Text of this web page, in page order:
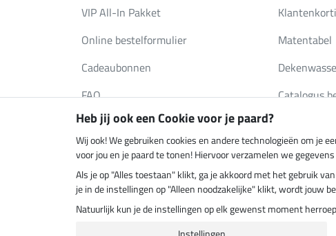
VIP All-In Pakket
Online bestelformulier
Cadeaubonnen
FAQ
Matentabel
Catalogus
Klimaatneutrale shop Verzending
Heb jij ook een Cookie voor je paard?
Wij ook! We gebruiken cookies en andere technologieën om je
voor jou en je paard te tonen! Hiervoor verzamelen we
Als je op "Alles toestaan" klikt, ga je akkoord met het gebruik
je in de instellingen op "Alleen noodzakelijke" klikt, wordt jouw
Natuurlijk kun je de instellingen op elk gewenst moment